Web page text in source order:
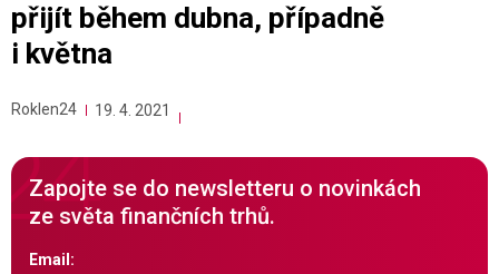
přijít během dubna, případně
i května
Roklen24 19. 4. 2021
Zapojte se do newsletteru o novinkách
ze světa finančních trhů.
Email: